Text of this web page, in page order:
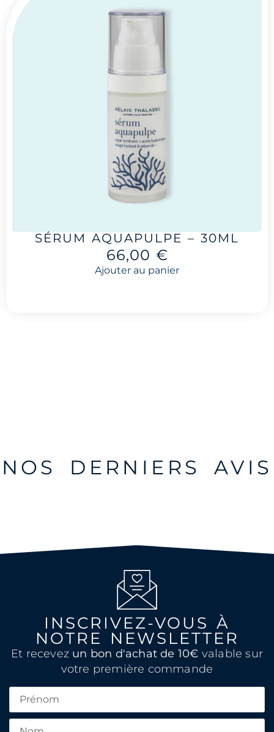
SÉRUM AQUAPULPE – 30ML
66,00 €
Ajouter au panier
NOS DERNIERS AVIS
INSCRIVEZ-VOUS À
NOTRE NEWSLETTER
Et recevez un bon d'achat de 10€ valable sur
votre première commande